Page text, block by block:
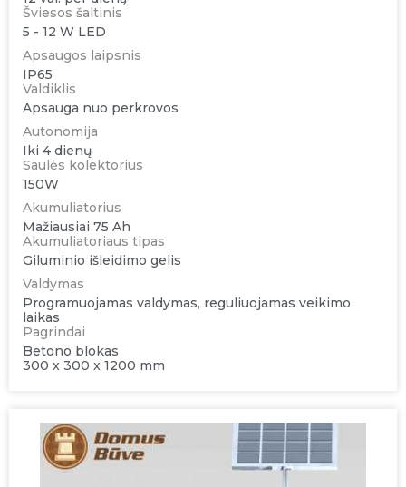
Šviesos šaltinis
5 - 12 W LED
Apsaugos laipsnis
IP65
Valdiklis
Apsauga nuo perkrovos
Autonomija
Iki 4 dienų
Saulės kolektorius
150W
Akumuliatorius
Mažiausiai 75 Ah
Akumuliatoriaus tipas
Giluminio išleidimo gelis
Valdymas
Programuojamas valdymas, reguliuojamas veikimo
laikas
Pagrindai
Betono blokas
300 x 300 x 1200 mm